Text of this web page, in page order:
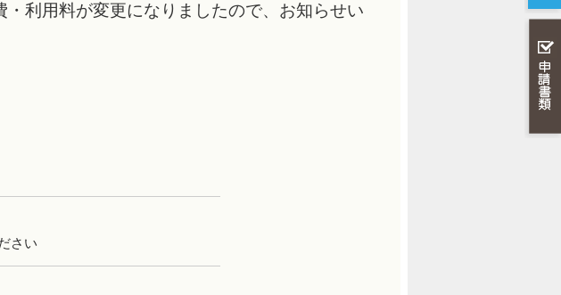
利用料が変更になりましたので、お知らせい
さい